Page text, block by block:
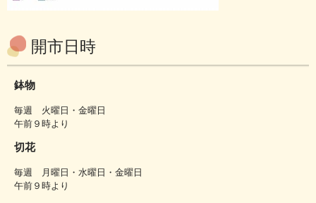
開市日時
鉢物
毎週 火曜日・金曜日
午前９時より
切花
毎週 月曜日・水曜日・金曜日
午前９時より